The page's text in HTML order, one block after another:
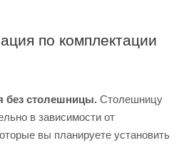
по комплектации
без столешницы. Столешницу
в зависимости от
вы планируете установить